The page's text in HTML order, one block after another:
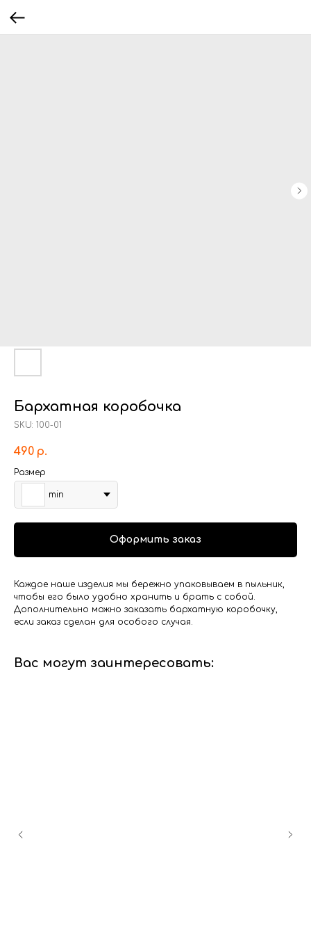
Бархатная коробочка
SKU: 100-01
490 р.
Размер
min
Оформить заказ
Каждое наше изделия мы бережно упаковываем в пыльник,
чтобы его было удобно хранить и брать с собой.
Дополнительно можно заказать бархатную коробочку,
если заказ сделан для особого случая.
Вас могут заинтересовать: